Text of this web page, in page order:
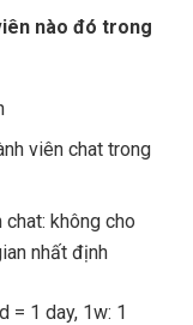
nào đó trong
viên chat trong
không cho
nhất định
= 1 day, 1w: 1